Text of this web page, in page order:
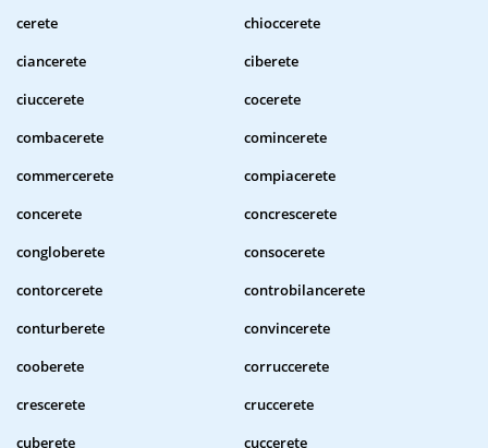
cerete
chioccerete
ciancerete
ciberete
ciuccerete
cocerete
combacerete
comincerete
commercerete
compiacerete
concerete
concrescerete
congloberete
consocerete
contorcerete
controbilancerete
conturberete
convincerete
cooberete
corruccerete
crescerete
cruccerete
cuberete
cuccerete